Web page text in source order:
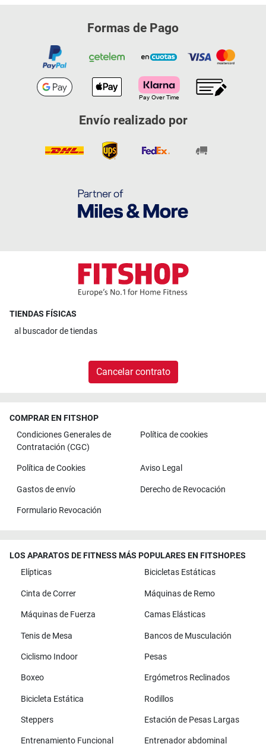
Formas de Pago
Envío realizado por
TIENDAS FÍSICAS
al buscador de tiendas
Cancelar contrato
COMPRAR EN FITSHOP
Condiciones Generales de
Contratación (CGC)
Política de cookies
Política de Cookies Aviso Legal
Gastos de envío Derecho de Revocación
Formulario Revocación
LOS APARATOS DE FITNESS MÁS POPULARES EN FITSHOP.ES
Elípticas
Bicicletas Estáticas
Cinta de Correr Máquinas de Remo
Máquinas de Fuerza Camas Elásticas
Tenis de Mesa Bancos de Musculación
Ciclismo Indoor Pesas
Boxeo Ergómetros Reclinados
Bicicleta Estática Rodillos
Steppers Estación de Pesas Largas
Entrenamiento Funcional Entrenador abdominal